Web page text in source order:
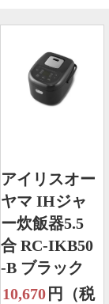
アイリスオー
ヤマ IHジャ
ー炊飯器5.5
合 RC-IKB50
-B ブラック
10,670 円（税